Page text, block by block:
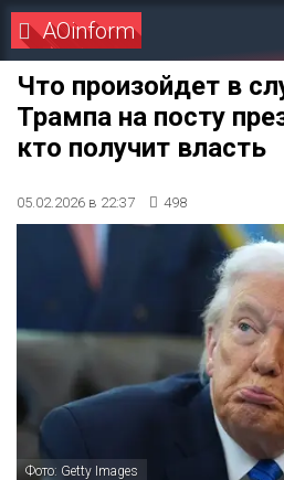
AOinform
Что произойдет в
Трампа на посту
кто получит власть
05.02.2026 в 22:37 498
Фото: Getty Images